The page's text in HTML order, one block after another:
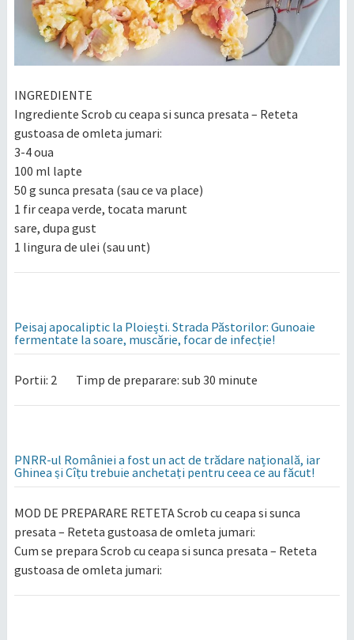
INGREDIENTE
Ingrediente Scrob cu ceapa si sunca presata – Reteta
gustoasa de omleta jumari:
3-4 oua
100 ml lapte
50 g sunca presata (sau ce va place)
1 fir ceapa verde, tocata marunt
sare, dupa gust
1 lingura de ulei (sau unt)
Peisaj apocaliptic la Ploiești. Strada Păstorilor: Gunoaie
fermentate la soare, muscărie, focar de infecție!
Portii: 2 Timp de preparare: sub 30 minute
PNRR-ul României a fost un act de trădare națională, iar
Ghinea și Cîțu trebuie anchetați pentru ceea ce au făcut!
MOD DE PREPARARE RETETA Scrob cu ceapa si sunca
presata – Reteta gustoasa de omleta jumari:
Cum se prepara Scrob cu ceapa si sunca presata – Reteta
gustoasa de omleta jumari: